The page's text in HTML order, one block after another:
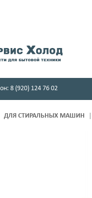
8 (920) 124 76 02
ДЛЯ СТИРАЛЬНЫХ МАШИН